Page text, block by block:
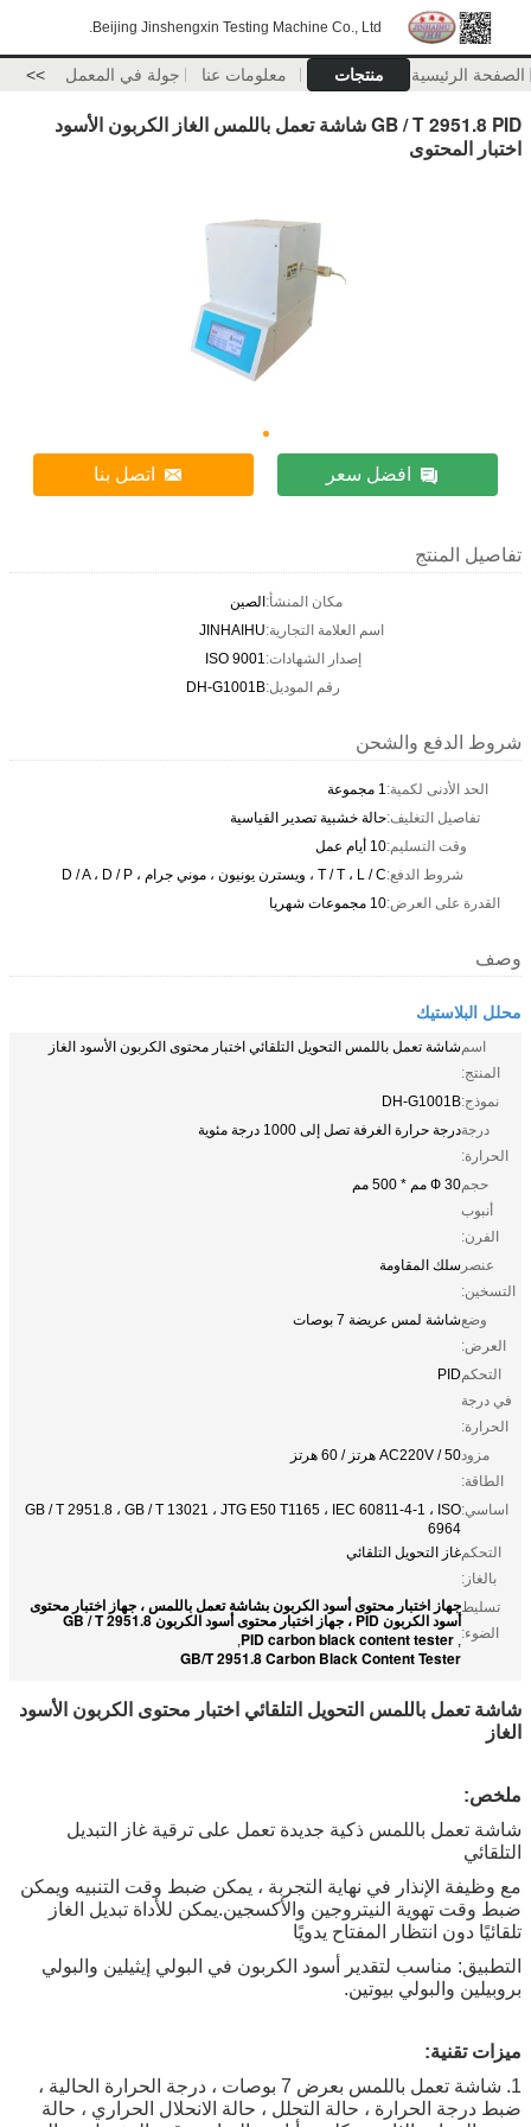
Beijing Jinshengxin Testing Machine Co., Ltd.
الصفحة الرئيسية منتجات معلومات عنا جولة في المعمل >>
GB / T 2951.8 PID شاشة تعمل باللمس الغاز الكربون الأسود
اختبار المحتوى
افضل سعر اتصل بنا
تفاصيل المنتج
مكان المنشأ:الصين
اسم العلامة التجارية:JINHAIHU
إصدار الشهادات:ISO 9001
رقم الموديل:DH-G1001B
شروط الدفع والشحن
الحد الأدنى لكمية:1 مجموعة
تفاصيل التغليف:حالة خشبية تصدير القياسية
وقت التسليم:10 أيام عمل
شروط الدفع:T / T ، L / C ، ويسترن يونيون ، موني جرام ، D / A ، D / P
القدرة على العرض:10 مجموعات شهريا
وصف
محلل البلاستيك
اسم
المنتج:
شاشة تعمل باللمس التحويل التلقائي اختبار محتوى الكربون الأسود الغاز
نموذج:DH-G1001B
درجة
الحرارة:
درجة حرارة الغرفة تصل إلى 1000 درجة مئوية
حجم
أنبوب
الفرن:
Ф 30 مم * 500 مم
عنصر
التسخين:
سلك المقاومة
وضع
العرض:
شاشة لمس عريضة 7 بوصات
التحكم
في درجة
الحرارة:
PID
مزود
الطاقة:
AC220V / 50 هرتز / 60 هرتز
اساسي:GB / T 2951.8 ، GB / T 13021 ، JTG E50 T1165 ، IEC 60811-4-1 ، ISO
6964
التحكم
بالغاز:
غاز التحويل التلقائي
تسليط
الضوء:
جهاز اختبار محتوى أسود الكربون بشاشة تعمل باللمس ، جهاز اختبار محتوى
أسود الكربون PID ، جهاز اختبار محتوى أسود الكربون GB / T 2951.8
,
PID carbon black content tester
,
GB/T 2951.8 Carbon Black Content Tester
شاشة تعمل باللمس التحويل التلقائي اختبار محتوى الكربون الأسود
الغاز
ملخص:
شاشة تعمل باللمس ذكية جديدة تعمل على ترقية غاز التبديل
التلقائي
مع وظيفة الإنذار في نهاية التجربة ، يمكن ضبط وقت التنبيه ويمكن
ضبط وقت تهوية النيتروجين والأكسجين.يمكن للأداة تبديل الغاز
تلقائيًا دون انتظار المفتاح يدويًا
التطبيق: مناسب لتقدير أسود الكربون في البولي إيثيلين والبولي
بروبيلين والبولي بيوتين.
ميزات تقنية:
1. شاشة تعمل باللمس بعرض 7 بوصات ، درجة الحرارة الحالية ،
ضبط درجة الحرارة ، حالة التحلل ، حالة الانحلال الحراري ، حالة